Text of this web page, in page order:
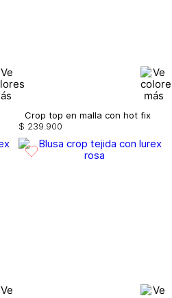
Crop top en malla con hot fix
$ 239 900